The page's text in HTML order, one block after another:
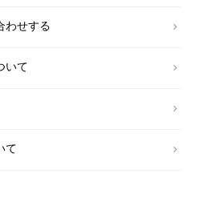
わせする
いて
て